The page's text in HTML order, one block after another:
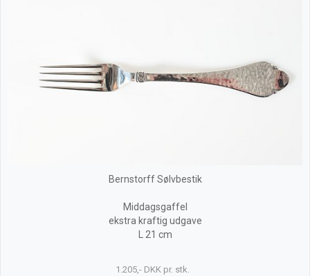
Bernstorff Sølvbestik
Middagsgaffel
ekstra kraftig udgave
L 21 cm
1.205,- DKK pr. stk.